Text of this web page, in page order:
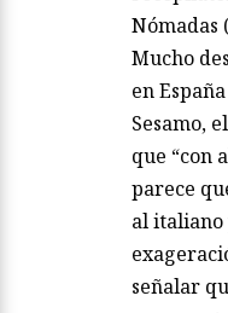
Nómadas
Mucho
en
Sesamo,
que “con
parece
al italiano
señalar